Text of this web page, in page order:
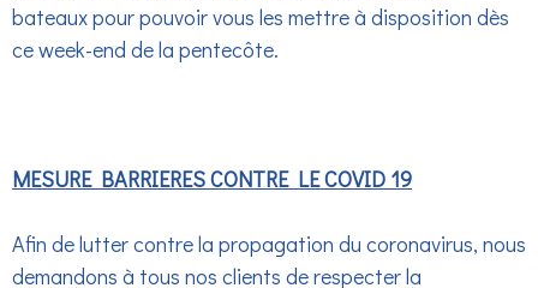
bateaux pour pouvoir vous les mettre à disposition dès
ce week-end de la pentecôte.
MESURE BARRIERES CONTRE LE COVID 19
Afin de lutter contre la propagation du coronavirus, nous
demandons à tous nos clients de respecter la